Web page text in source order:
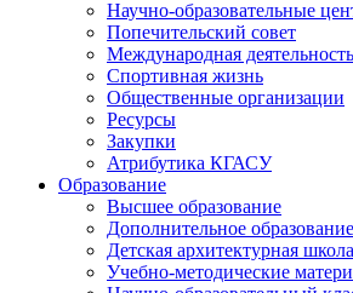
Научно-образовательные
Попечительский совет
Международная деятельность
Спортивная жизнь
Общественные организации
Ресурсы
Закупки
Атрибутика КГАСУ
Образование
Высшее образование
Дополнительное образование
Детская архитектурная
Учебно-методические